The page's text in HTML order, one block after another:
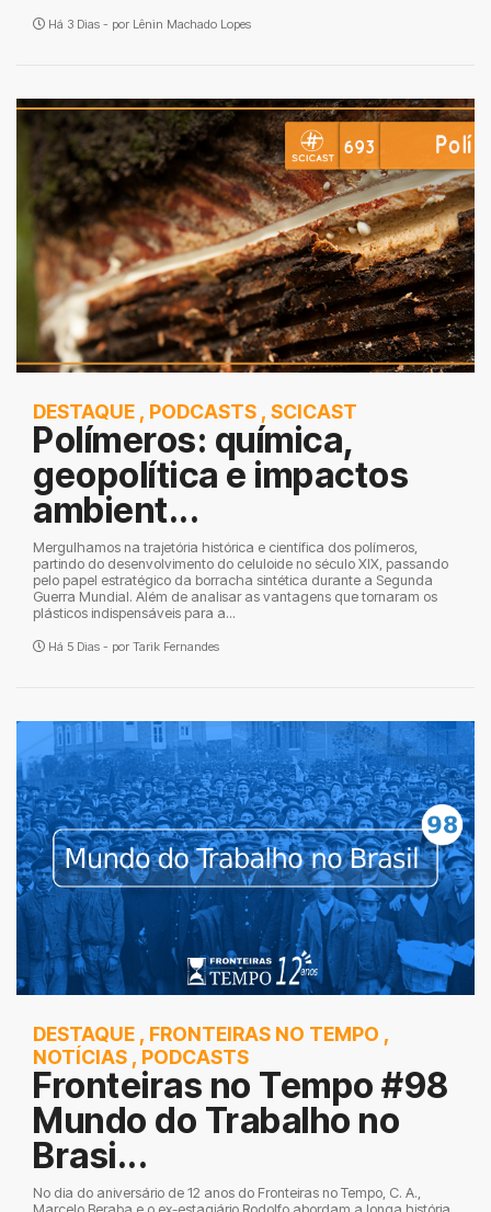
Há 3 Dias - por Lênin Machado Lopes
DESTAQUE , PODCASTS , SCICAST
Polímeros: química,
geopolítica e impactos
ambient...
Mergulhamos na trajetória histórica e científica dos polímeros,
partindo do desenvolvimento do celuloide no século XIX, passando
pelo papel estratégico da borracha sintética durante a Segunda
Guerra Mundial. Além de analisar as vantagens que tornaram os
plásticos indispensáveis para a...
Há 5 Dias - por Tarik Fernandes
DESTAQUE , FRONTEIRAS NO TEMPO ,
NOTÍCIAS , PODCASTS
Fronteiras no Tempo #98
Mundo do Trabalho no
Brasi...
No dia do aniversário de 12 anos do Fronteiras no Tempo, C. A.,